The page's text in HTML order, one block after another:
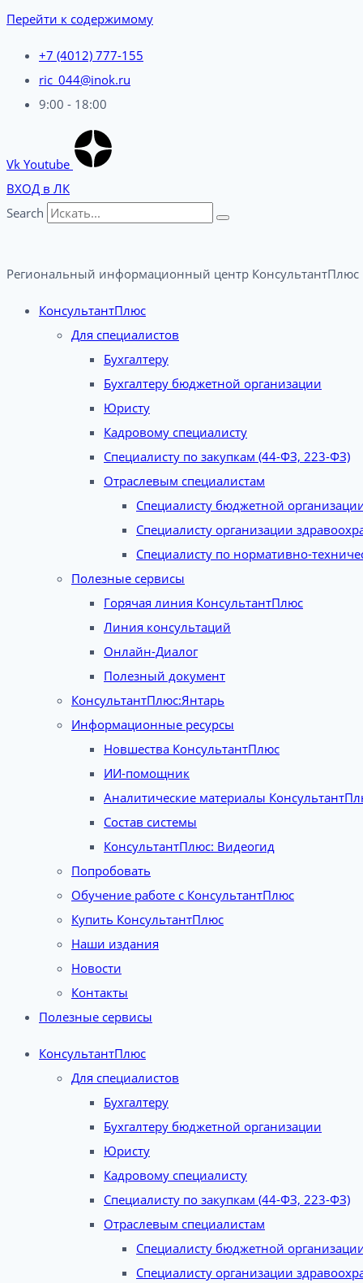
Перейти к содержимому
+7 (4012) 777-155
ric_044@inok.ru
9:00 - 18:00
Vk Youtube
ВХОД в ЛК
Search
Региональный информационный центр
КонсультантПлюс
Для специалистов
Бухгалтеру
Бухгалтеру бюджетной организации
Юристу
Кадровому специалисту
Специалисту по закупкам (44-ФЗ, 223-ФЗ)
Отраслевым специалистам
Специалисту бюджетной
Специалисту организации
Специалисту по нормативно-
Полезные сервисы
Горячая линия КонсультантПлюс
Линия консультаций
Онлайн-Диалог
Полезный документ
КонсультантПлюс:Янтарь
Информационные ресурсы
Новшества КонсультантПлюс
ИИ-помощник
Аналитические материалы
Состав системы
КонсультантПлюс: Видеогид
Попробовать
Обучение работе с КонсультантПлюс
Купить КонсультантПлюс
Наши издания
Новости
Контакты
Полезные сервисы
КонсультантПлюс
Для специалистов
Бухгалтеру
Бухгалтеру бюджетной организации
Юристу
Кадровому специалисту
Специалисту по закупкам (44-ФЗ, 223-ФЗ)
Отраслевым специалистам
Специалисту бюджетной
Специалисту организации